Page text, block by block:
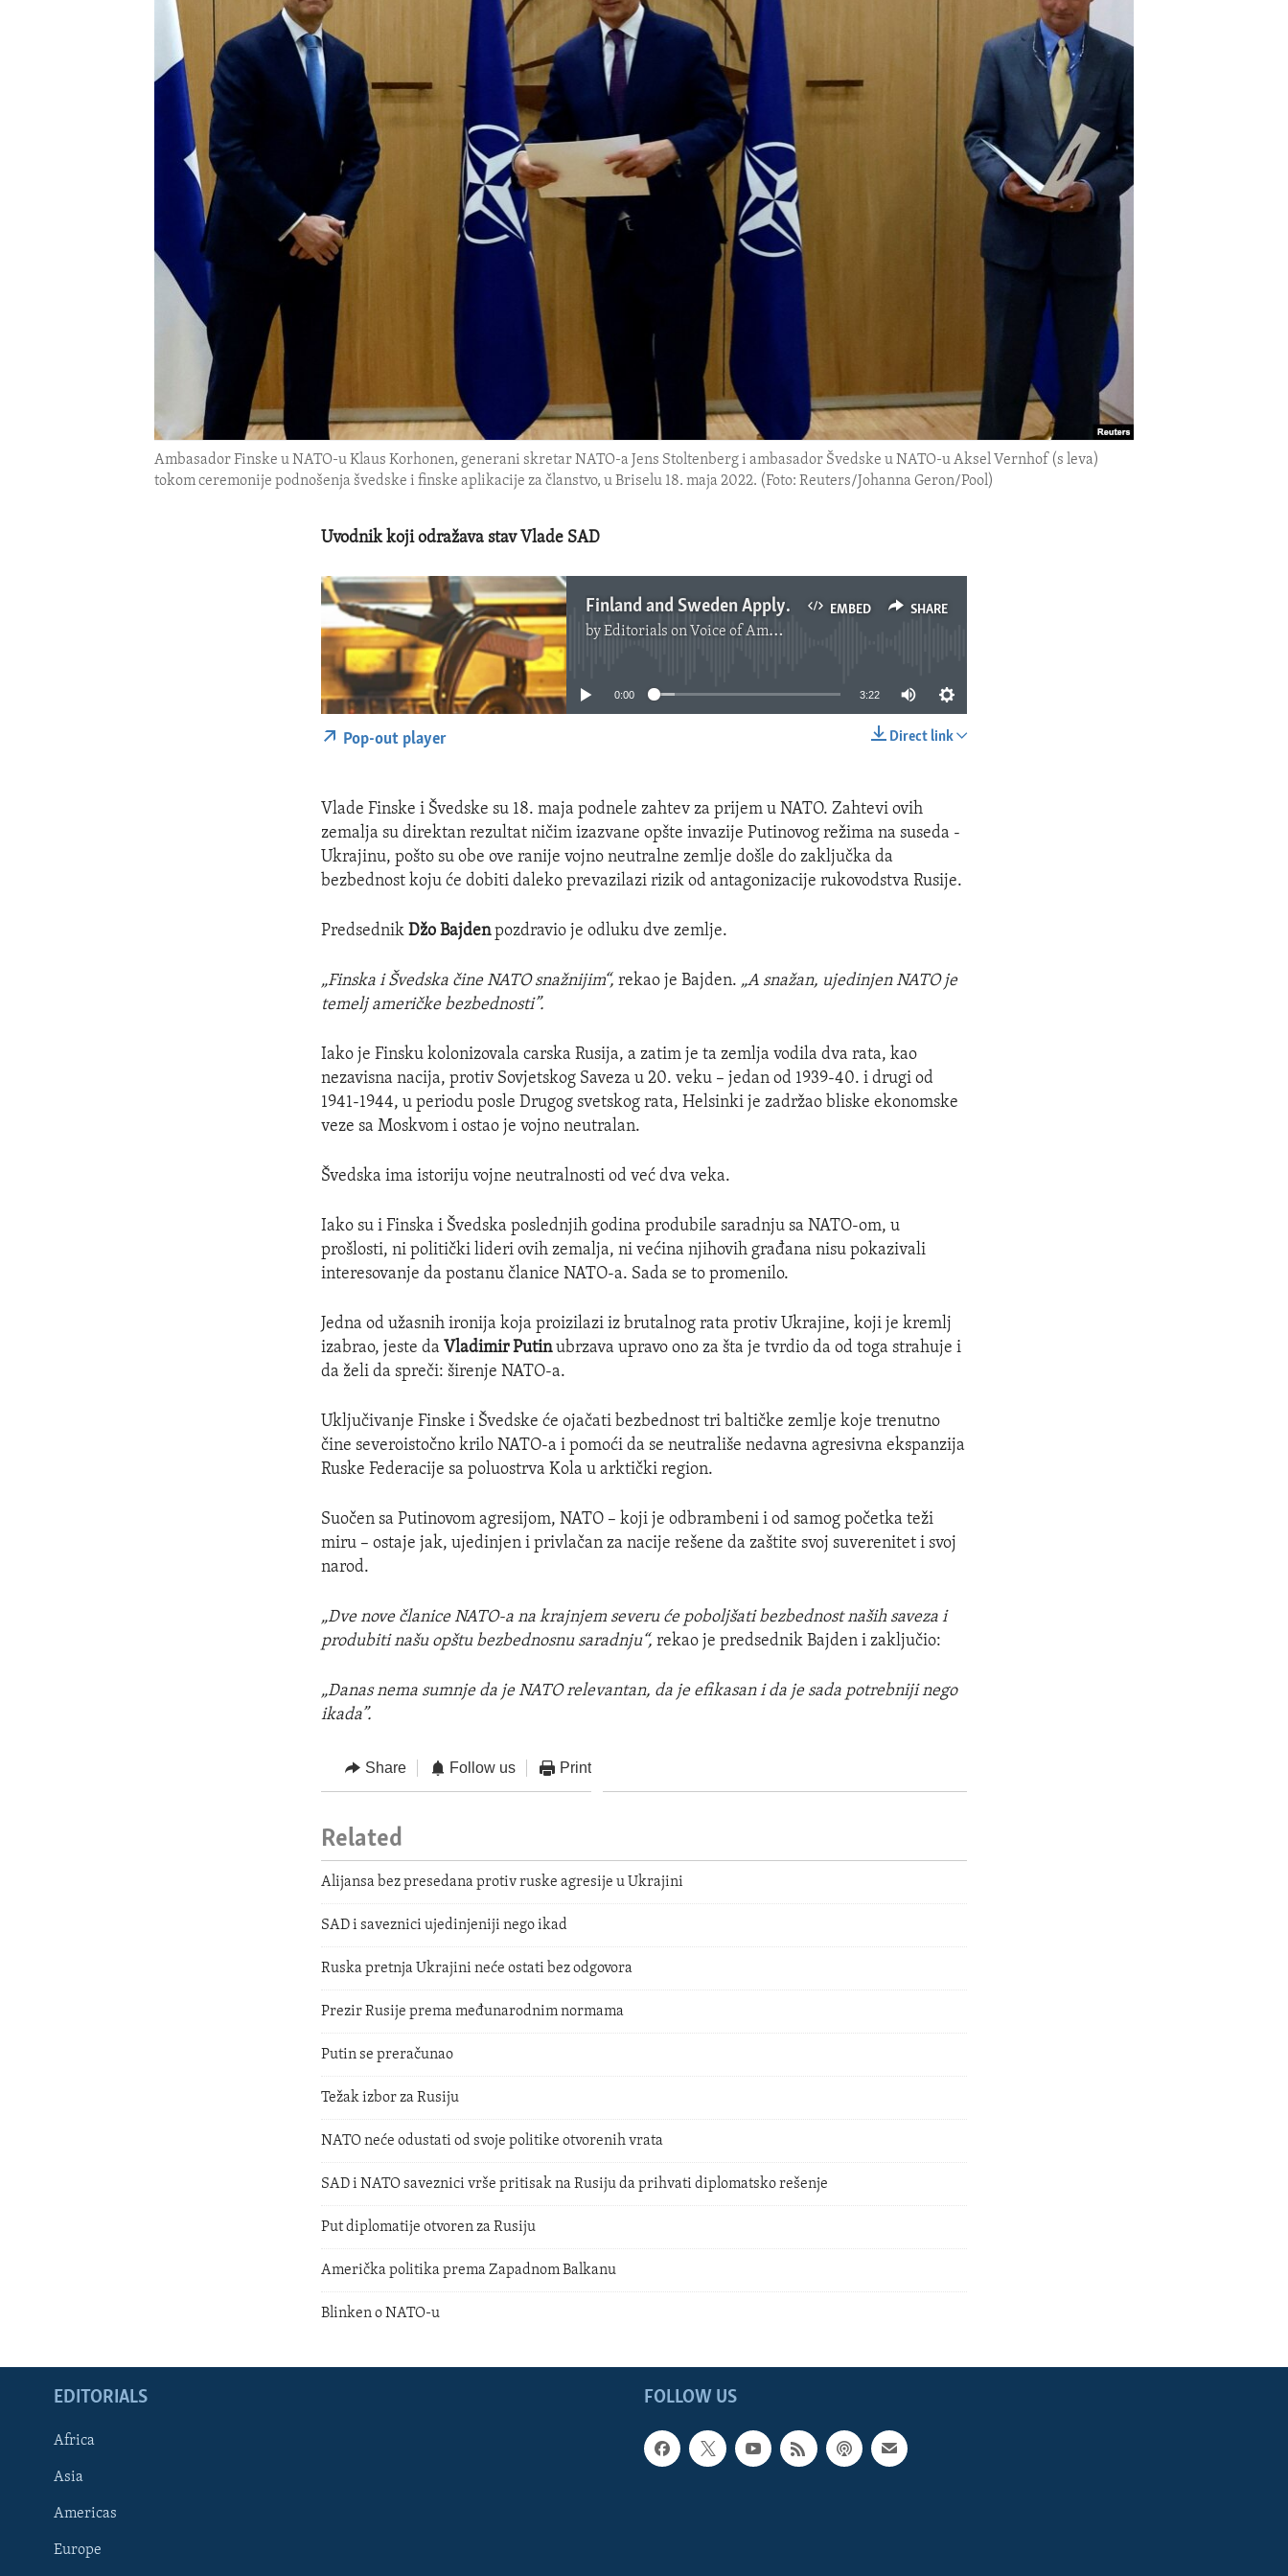
IDEALS AND INSTITUTIONS
Ambasador Finske u NATO-u Klaus Korhonen, generani skretar NATO-a Jens Stoltenberg i ambasador Švedske u NATO-u Aksel Vernhof (s leva)
tokom ceremonije podnošenja švedske i finske aplikacije za članstvo, u Briselu 18. maja 2022. (Foto: Reuters/Johanna Geron/Pool)
Uvodnik koji odražava stav Vlade SAD
EMBED SHARE
Finland and Sweden Apply for NATO Membership
byEditorials on Voice of America
No media source currently available
0:00 3:22
Direct link
Pop-out player
Vlade Finske i Švedske su 18. maja podnele zahtev za prijem u NATO. Zahtevi ovih
zemalja su direktan rezultat ničim izazvane opšte invazije Putinovog režima na suseda -
Ukrajinu, pošto su obe ove ranije vojno neutralne zemlje došle do zaključka da
bezbednost koju će dobiti daleko prevazilazi rizik od antagonizacije rukovodstva Rusije.
PredsednikDžo Bajdenpozdravio je odluku dve zemlje.
„Finska i Švedska čine NATO snažnijim“, rekao je Bajden. „A snažan, ujedinjen NATO je
temelj američke bezbednosti”.
Iako je Finsku kolonizovala carska Rusija, a zatim je ta zemlja vodila dva rata, kao
nezavisna nacija, protiv Sovjetskog Saveza u 20. veku – jedan od 1939-40. i drugi od
1941-1944, u periodu posle Drugog svetskog rata, Helsinki je zadržao bliske ekonomske
veze sa Moskvom i ostao je vojno neutralan.
Švedska ima istoriju vojne neutralnosti od već dva veka.
Iako su i Finska i Švedska poslednjih godina produbile saradnju sa NATO-om, u
prošlosti, ni politički lideri ovih zemalja, ni većina njihovih građana nisu pokazivali
interesovanje da postanu članice NATO-a. Sada se to promenilo.
Jedna od užasnih ironija koja proizilazi iz brutalnog rata protiv Ukrajine, koji je kremlj
izabrao, jeste da Vladimir Putinubrzava upravo ono za šta je tvrdio da od toga strahuje i
da želi da spreči: širenje NATO-a.
Uključivanje Finske i Švedske će ojačati bezbednost tri baltičke zemlje koje trenutno
čine severoistočno krilo NATO-a i pomoći da se neutrališe nedavna agresivna ekspanzija
Ruske Federacije sa poluostrva Kola u arktički region.
Suočen sa Putinovom agresijom, NATO – koji je odbrambeni i od samog početka teži
miru – ostaje jak, ujedinjen i privlačan za nacije rešene da zaštite svoj suverenitet i svoj
narod.
„Dve nove članice NATO-a na krajnjem severu će poboljšati bezbednost naših saveza i
produbiti našu opštu bezbednosnu saradnju“,rekao je predsednik Bajden i zaključio:
„Danas nema sumnje da je NATO relevantan, da je efikasan i da je sada potrebniji nego
ikada”.
Share Follow us Print
Related
Alijansa bez presedana protiv ruske agresije u Ukrajini
SAD i saveznici ujedinjeniji nego ikad
Ruska pretnja Ukrajini neće ostati bez odgovora
Prezir Rusije prema međunarodnim normama
Putin se preračunao
Težak izbor za Rusiju
NATO neće odustati od svoje politike otvorenih vrata
SAD i NATO saveznici vrše pritisak na Rusiju da prihvati diplomatsko rešenje
Put diplomatije otvoren za Rusiju
Američka politika prema Zapadnom Balkanu
Blinken o NATO-u
FOLLOW US
EDITORIALS
Africa
Asia
Americas
Europe